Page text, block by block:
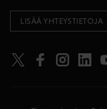
LISÄÄ YHTEYSTIETOJA